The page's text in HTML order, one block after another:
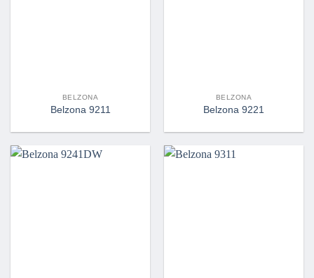
BELZONA
Belzona 9211
BELZONA
Belzona 9221